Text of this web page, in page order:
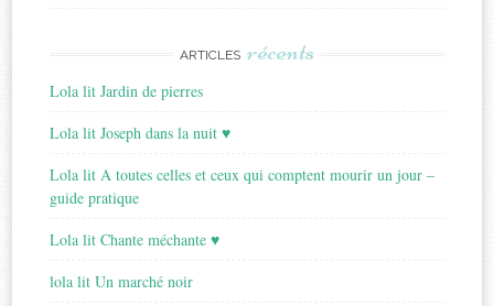
ARTICLES récents
Lola lit Jardin de pierres
Lola lit Joseph dans la nuit ♥
Lola lit A toutes celles et ceux qui comptent mourir un jour –
guide pratique
Lola lit Chante méchante ♥
lola lit Un marché noir